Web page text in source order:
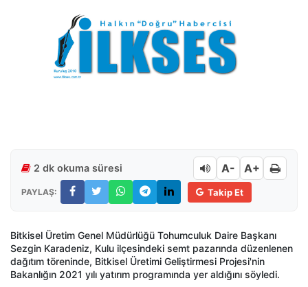
2 dk okuma süresi A- A+
PAYLAŞ: Takip Et
Bitkisel Üretim Genel Müdürlüğü Tohumculuk Daire Başkanı
Sezgin Karadeniz, Kulu ilçesindeki semt pazarında düzenlenen
dağıtım töreninde, Bitkisel Üretimi Geliştirmesi Projesi'nin
Bakanlığın 2021 yılı yatırım programında yer aldığını söyledi.